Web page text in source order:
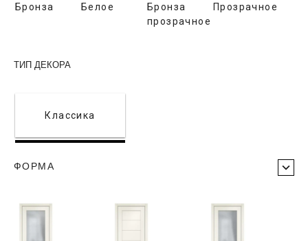
Бронза Белое
Бронза
прозрачное
Прозрачное
ТИП ДЕКОРА
Классика
ФОРМА